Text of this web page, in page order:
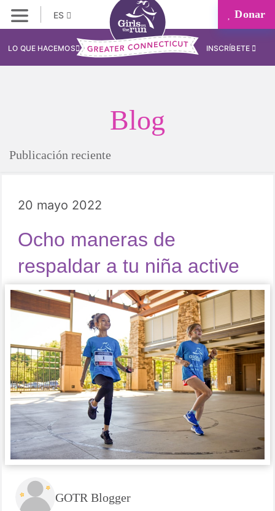
ES Donar
LO QUE HACEMOS INSCRÍBETE
Blog
Publicación reciente
20 mayo 2022
Ocho maneras de
respaldar a tu niña active
GOTR Blogger